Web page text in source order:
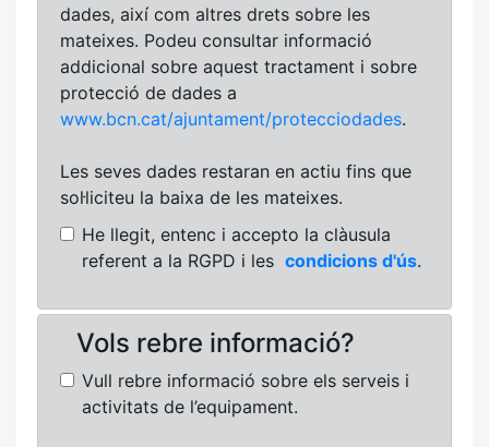
dades, així com altres drets sobre les
mateixes. Podeu consultar informació
addicional sobre aquest tractament i sobre
protecció de dades a
www.bcn.cat/ajuntament/protecciodades.
Les seves dades restaran en actiu fins que
sol·liciteu la baixa de les mateixes.
He llegit, entenc i accepto la clàusula
referent a la RGPD i les condicions d'ús.
Vols rebre informació?
Vull rebre informació sobre els serveis i
activitats de l’equipament.